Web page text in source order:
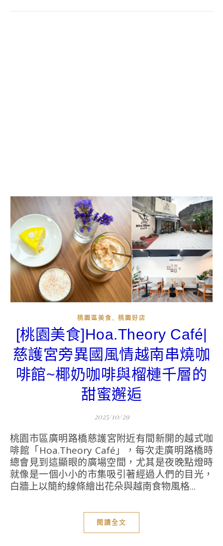
桃園區美食 , 桃園好店
[桃園美食]Hoa.Theory Café|
慈護宮旁異國風情越南串燒咖
啡館~椰奶咖啡與榴槤千層的
甜蜜邂逅
2025/10/29
桃園市區廣明路橋慈護宮附近有間新開的越式咖
啡館「Hoa.Theory Café」，每次走廣明路橋時
總會見到這顯眼的廣場空間，尤其是夜晚點燈時
就像是一個小小的市集吸引著經過人們的目光，
白牆上以簡約線條繪出花朵與越南食物風格...
閱讀全文